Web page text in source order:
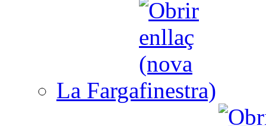
La Farga